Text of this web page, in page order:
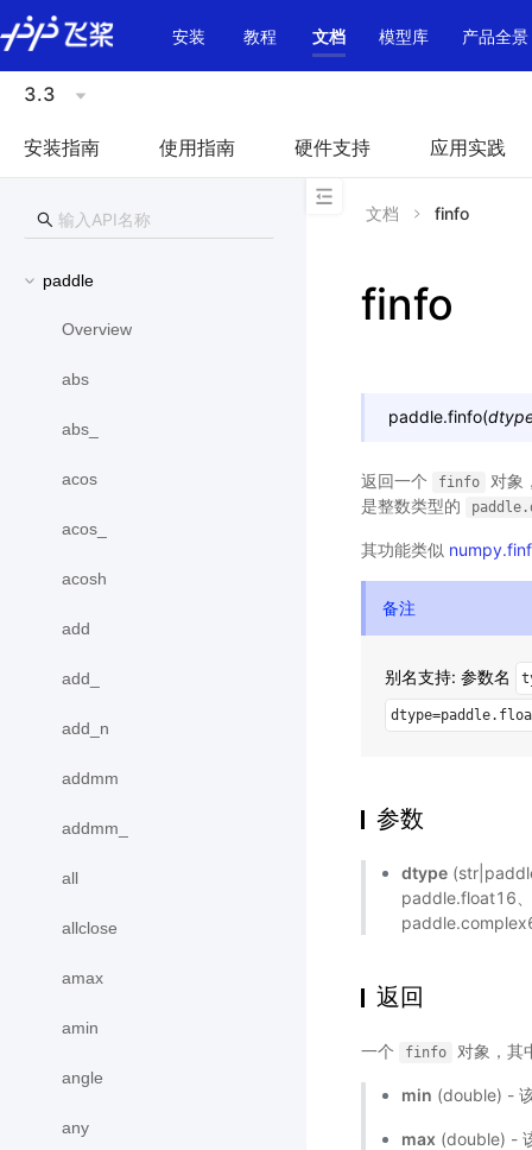
\u200E
安装
教程 文档 模型库 产品全景
3.3
安装指南 使用指南 硬件支持 应用实践
paddle
Overview
abs
abs_
acos
acos_
acosh
add
add_
add_n
addmm
addmm_
all
allclose
amax
amin
angle
any
文档 finfo
finfo
paddle.finfo(
返回一个 finfo
对象
是整数类型的
其功能类似
备注
别名支持: 参数名
参数
dtype
paddle.float16
返回
一个 finfo 对象，其
min (double) -
max (double) -